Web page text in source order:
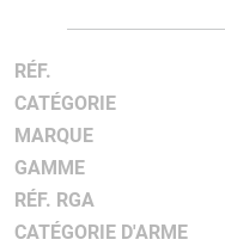
RÉF.
CATÉGORIE
MARQUE
GAMME
RÉF. RGA
CATÉGORIE D'ARME